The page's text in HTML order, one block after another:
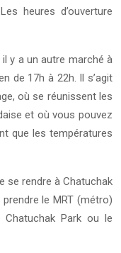
heures d’ouverture
y a un autre marché à
de 17h à 22h. Il s’agit
où se réunissent les
et où vous pouvez
que les températures
se rendre à Chatuchak
le MRT (métro)
Chatuchak Park ou le